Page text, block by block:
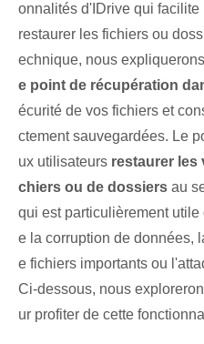
onnalités d'IDrive qui facilite
restaurer les fichiers⁤ ou
echnique, nous
e point de récupération
écurité de vos fichiers et
ctement sauvegardées. ​Le
ux utilisateurs restaurer les
chiers ou de dossiers au
qui est particulièrement
e la corruption de données,
e fichiers importants ou
Ci-dessous, nous
ur profiter de cette